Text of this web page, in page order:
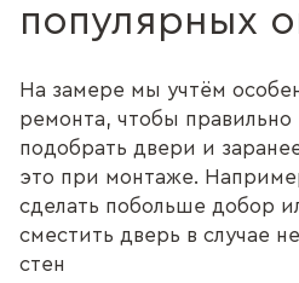
популярных
На замере мы учтём
ремонта, чтобы правильно
подобрать двери и
это при монтаже.
сделать побольше добор
сместить дверь в случае
стен